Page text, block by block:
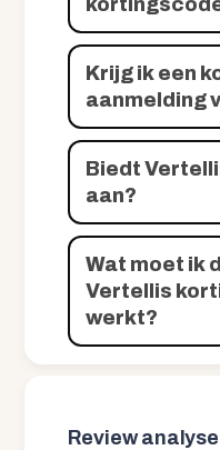
Krijg ik een
aanmelding
Biedt
aan?
Wat moet ik
Vertellis
werkt?
Review analyse